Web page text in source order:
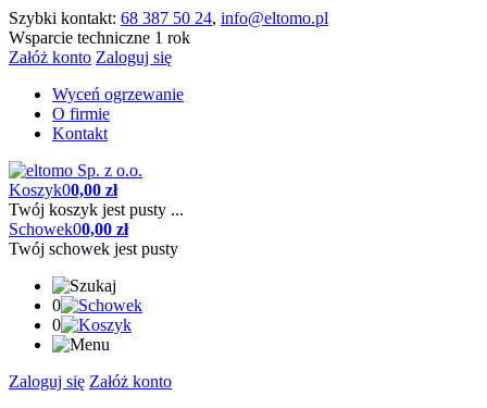
Szybki kontakt: 68 387 50 24, info@eltomo.pl
Wsparcie techniczne 1 rok
Załóż konto Zaloguj się
Wyceń ogrzewanie
O firmie
Kontakt
Koszyk00,00 zł
Twój koszyk jest pusty ...
Schowek00,00 zł
Twój schowek jest pusty
0
0
Zaloguj się Załóż konto